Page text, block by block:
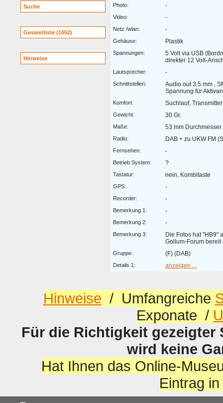
Suche
Gesamtliste (1652)
Hinweise
Photo: -
Video: -
Netz /wlan: -
Gehäuse: Plastik
Spannungen:
5 Volt via USB
direkter 12 Volt-
Lautsprecher: -
Schnittstellen:
Audio out 3,5 mm ,
Spannung für
Komfort: Suchlauf,
Gewicht: 30 Gr.
Maße: 53 mm
Radio: DAB + zu UKW FM
Fernsehen: -
Betrieb.System: ?
Tastatur: nein, Kombitaste
GPS: -
Recorder: -
Bemerkung 1: -
Bemerkung 2: -
Bemerkung 3:
Die Fotos hat "HB9"
Gollum-Forum bereit
Gruppe: (F) (DAB)
Details 1: anzeigen ...
Hinweise / Umfangreiche
Exponate /
Für die Richtigkeit
wird keine
Hat Ihnen das Online-
Eintrag